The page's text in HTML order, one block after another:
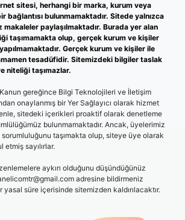
sitesi, herhangi bir marka, kurum veya
bağlantısı bulunmamaktadır. Sitede yalnızca
makaleler paylaşılmaktadır. Burada yer alan
taşımamakta olup, gerçek kurum ve kişiler
Gerçek kurum ve kişiler ile
tesadüfidir. Sitemizdeki bilgiler taslak
niteliği taşımazlar.
Kanun gereğince Bilgi Teknolojileri ve İletişim
onaylanmış bir Yer Sağlayıcı olarak hizmet
sitedeki içerikleri proaktif olarak denetleme
bulunmamaktadır. Ancak, üyelerimiz
sorumluluğunu taşımakta olup, siteye üye olarak
etmiş sayılırlar.
aykırı olduğunu düşündüğünüz
adresine bildirmeniz
süre içerisinde sitemizden kaldırılacaktır.